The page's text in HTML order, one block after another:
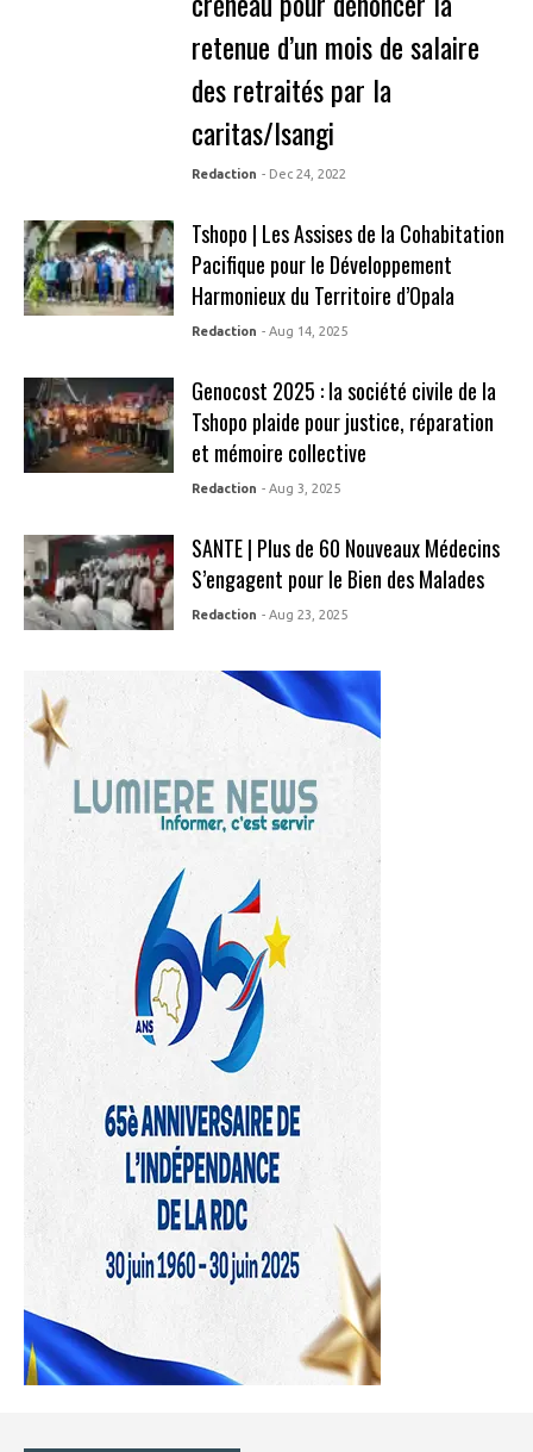
retenue d’un mois de salaire
des retraités par la
caritas/Isangi
Redaction - Dec 24, 2022
Tshopo | Les Assises de la Cohabitation
Pacifique pour le Développement
Harmonieux du Territoire d’Opala
Redaction - Aug 14, 2025
Genocost 2025 : la société civile de la
Tshopo plaide pour justice, réparation
et mémoire collective
Redaction - Aug 3, 2025
SANTE | Plus de 60 Nouveaux Médecins
S’engagent pour le Bien des Malades
Redaction - Aug 23, 2025